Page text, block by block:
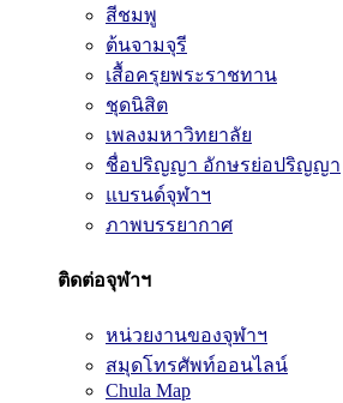
สีชมพู
ต้นจามจุรี
เสื้อครุยพระราชทาน
ชุดนิสิต
เพลงมหาวิทยาลัย
ชื่อปริญญา อักษรย่อปริญญา
แบรนด์จุฬาฯ
ภาพบรรยากาศ
ติดต่อจุฬาฯ
หน่วยงานของจุฬาฯ
สมุดโทรศัพท์ออนไลน์
Chula Map